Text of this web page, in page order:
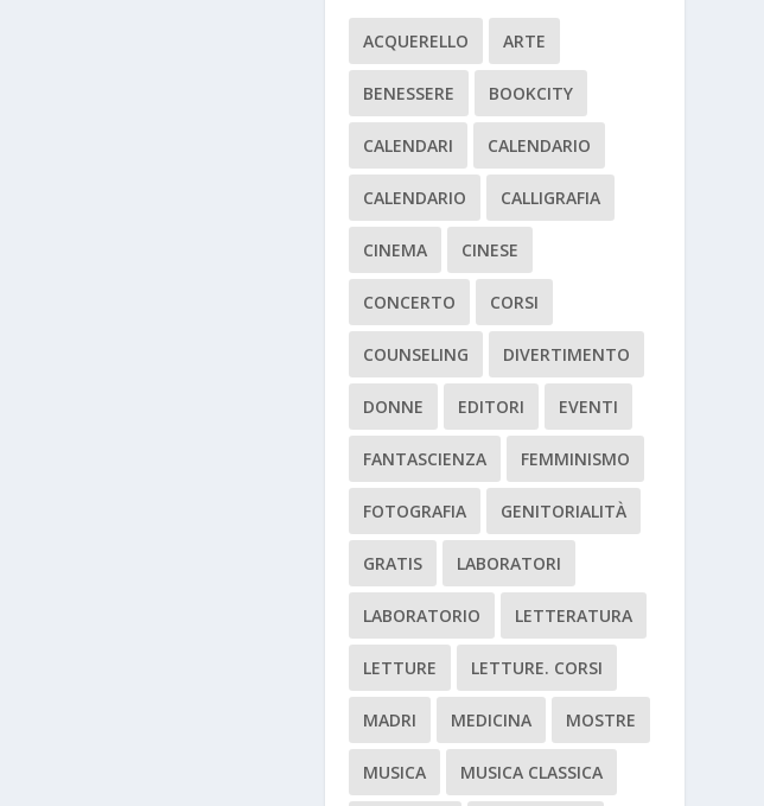
ACQUERELLO ARTE
BENESSERE BOOKCITY
CALENDARI CALENDARIO
CALENDARIO CALLIGRAFIA
CINEMA CINESE
CONCERTO CORSI
COUNSELING DIVERTIMENTO
DONNE EDITORI EVENTI
FANTASCIENZA FEMMINISMO
FOTOGRAFIA GENITORIALITÀ
GRATIS LABORATORI
LABORATORIO LETTERATURA
LETTURE LETTURE. CORSI
MADRI MEDICINA MOSTRE
MUSICA MUSICA CLASSICA